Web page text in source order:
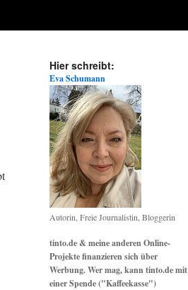
Hier schreibt:
Eva Schumann
Autorin, Freie Journalistin, Bloggerin
tinto.de & meine anderen Online-
Projekte finanzieren sich über
Werbung. Wer mag, kann tinto.de mit
einer Spende ("Kaffeekasse")